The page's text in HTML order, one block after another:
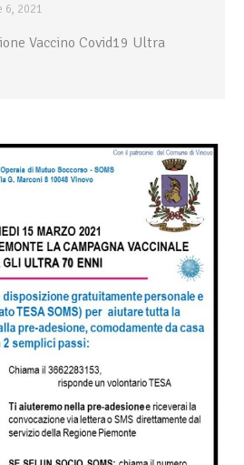
6, 2021
Vaccino Covid19 Ultra